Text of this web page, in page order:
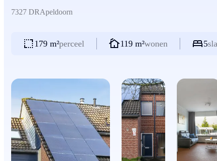
7327 DRApeldoorn
179 m²perceel 119 m²wonen 5